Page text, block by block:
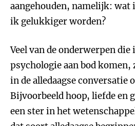
aangehouden, namelijk: wat
ik gelukkiger worden?
Veel van de onderwerpen
psychologie aan bod
in de alledaagse conversatie
Bijvoorbeeld hoop, liefde en
een ster in het